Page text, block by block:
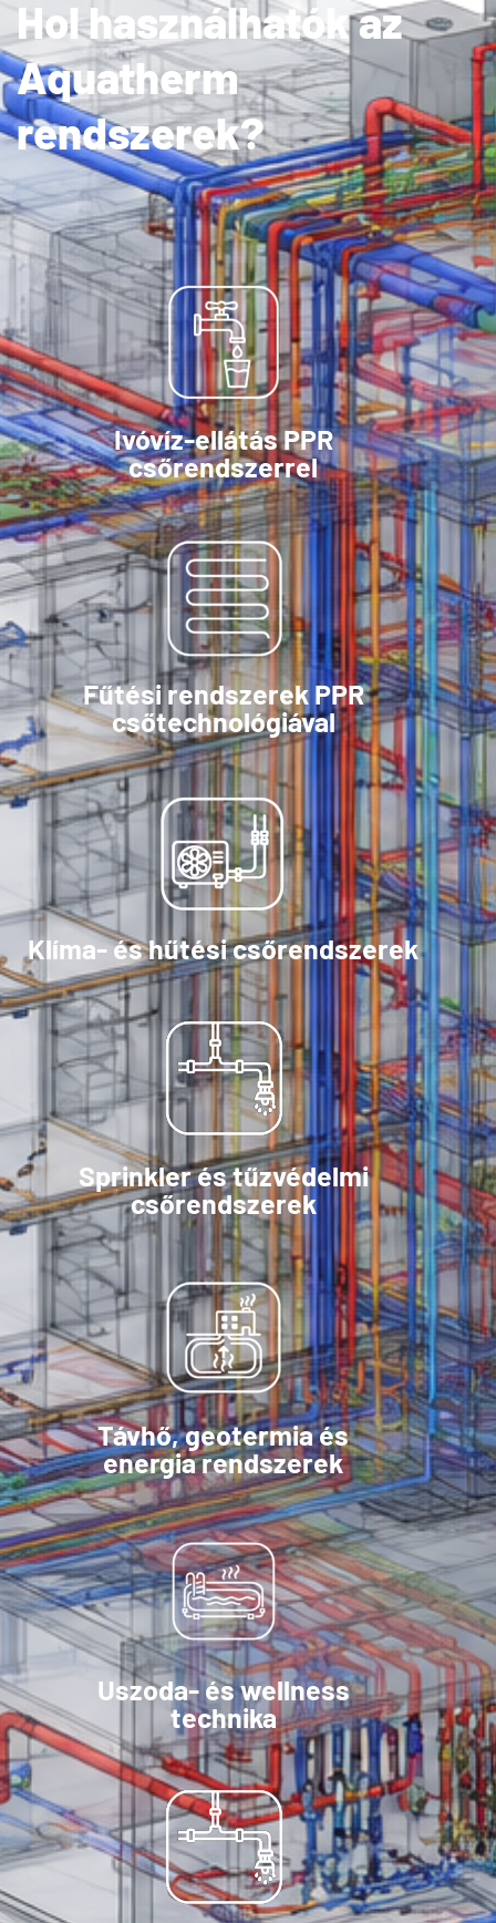
Hol használhatók az
Aquatherm
rendszerek?
Ivóvíz-ellátás PPR
csőrendszerrel
Fűtési rendszerek PPR
csőtechnológiával
Klíma- és hűtési csőrendszerek
Sprinkler és tűzvédelmi
csőrendszerek
Távhő, geotermia és
energia rendszerek
Uszoda- és wellness
technika